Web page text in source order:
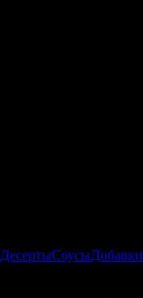
ДесертыСоусыДобавки